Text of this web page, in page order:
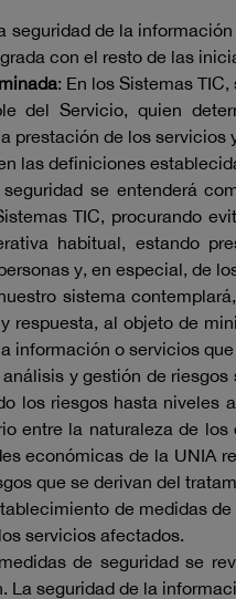
seguridad de la
con el resto de las
: En los Sistemas
del Servicio, quien
prestación de los
las definiciones
se entenderá
TIC, procurando
habitual, estando
y, en especial, de
sistema
respuesta, al objeto de
información o servicios
análisis y gestión de
los riesgos hasta niveles
entre la naturaleza de
económicas de la UNIA
que se derivan del
de medidas
servicios afectados.
de seguridad se
La seguridad de la